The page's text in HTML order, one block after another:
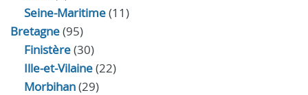
Seine-Maritime(11)
Bretagne(95)
Finistère(30)
Ille-et-Vilaine(22)
Morbihan(29)